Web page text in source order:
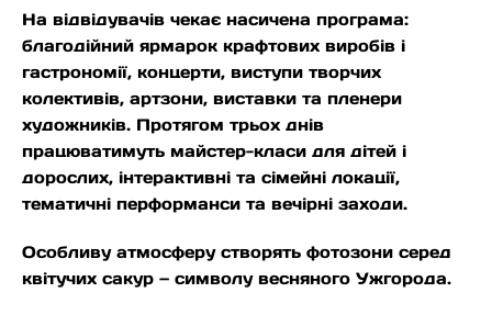
На відвідувачів чекає насичена програма:
благодійний ярмарок крафтових виробів і
гастрономії, концерти, виступи творчих
колективів, артзони, виставки та пленери
художників. Протягом трьох днів
працюватимуть майстер-класи для дітей і
дорослих, інтерактивні та сімейні локації,
тематичні перформанси та вечірні заходи.
Особливу атмосферу створять фотозони серед
квітучих сакур — символу весняного Ужгорода.